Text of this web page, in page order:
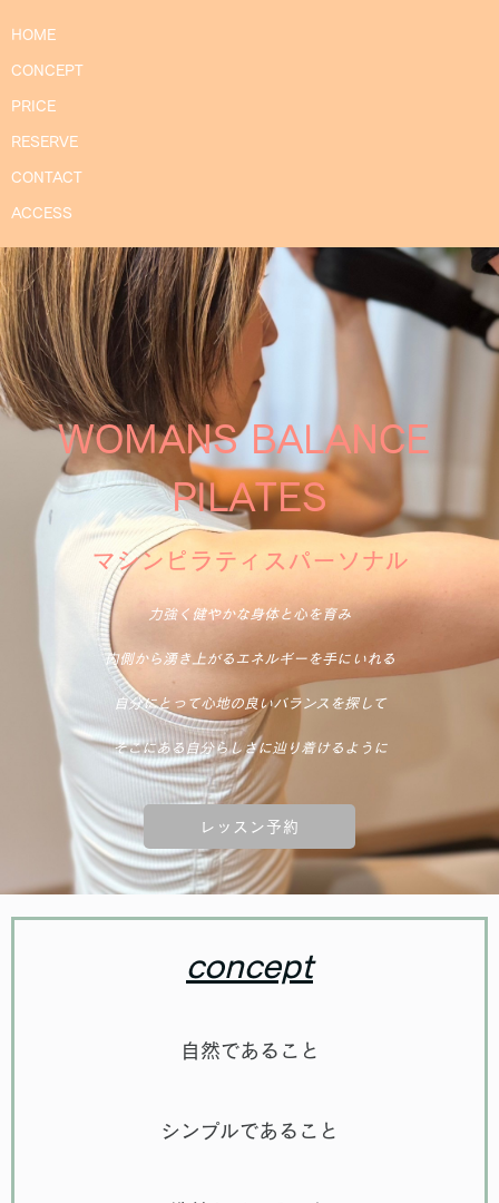
HOME
CONCEPT
PRICE
RESERVE
CONTACT
ACCESS
WOMANS BALANCE
PILATES
マシンピラティスパーソナル
力強く健やかな身体と心を育み
内側から湧き上がるエネルギーを手にいれる
自分にとって心地の良いバランスを探して
そこにある自分らしさに辿り着けるように
レッスン予約
concept
自然であること
シンプルであること